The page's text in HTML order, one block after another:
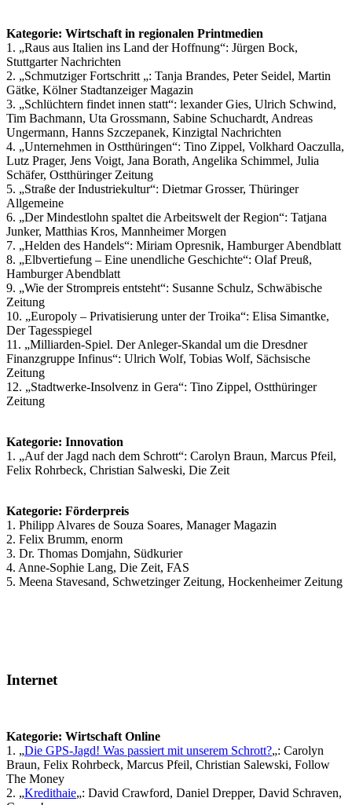
Kategorie: Wirtschaft in regionalen Printmedien
1. „Raus aus Italien ins Land der Hoffnung“: Jürgen Bock,
Stuttgarter Nachrichten
2. „Schmutziger Fortschritt „: Tanja Brandes, Peter Seidel, Martin
Gätke, Kölner Stadtanzeiger Magazin
3. „Schlüchtern findet innen statt“: lexander Gies, Ulrich Schwind,
Tim Bachmann, Uta Grossmann, Sabine Schuchardt, Andreas
Ungermann, Hanns Szczepanek, Kinzigtal Nachrichten
4. „Unternehmen in Ostthüringen“: Tino Zippel, Volkhard Oaczulla,
Lutz Prager, Jens Voigt, Jana Borath, Angelika Schimmel, Julia
Schäfer, Ostthüringer Zeitung
5. „Straße der Industriekultur“: Dietmar Grosser, Thüringer
Allgemeine
6. „Der Mindestlohn spaltet die Arbeitswelt der Region“: Tatjana
Junker, Matthias Kros, Mannheimer Morgen
7. „Helden des Handels“: Miriam Opresnik, Hamburger Abendblatt
8. „Elbvertiefung – Eine unendliche Geschichte“: Olaf Preuß,
Hamburger Abendblatt
9. „Wie der Strompreis entsteht“: Susanne Schulz, Schwäbische
Zeitung
10. „Europoly – Privatisierung unter der Troika“: Elisa Simantke,
Der Tagesspiegel
11. „Milliarden-Spiel. Der Anleger-Skandal um die Dresdner
Finanzgruppe Infinus“: Ulrich Wolf, Tobias Wolf, Sächsische
Zeitung
12. „Stadtwerke-Insolvenz in Gera“: Tino Zippel, Ostthüringer
Zeitung
Kategorie: Innovation
1. „Auf der Jagd nach dem Schrott“: Carolyn Braun, Marcus Pfeil,
Felix Rohrbeck, Christian Salweski, Die Zeit
Kategorie: Förderpreis
1. Philipp Alvares de Souza Soares, Manager Magazin
2. Felix Brumm, enorm
3. Dr. Thomas Domjahn, Südkurier
4. Anne-Sophie Lang, Die Zeit, FAS
5. Meena Stavesand, Schwetzinger Zeitung, Hockenheimer Zeitung
Internet
Kategorie: Wirtschaft Online
1. „Die GPS-Jagd! Was passiert mit unserem Schrott?„: Carolyn
Braun, Felix Rohrbeck, Marcus Pfeil, Christian Salewski, Follow
The Money
2. „Kredithaie„: David Crawford, Daniel Drepper, David Schraven,